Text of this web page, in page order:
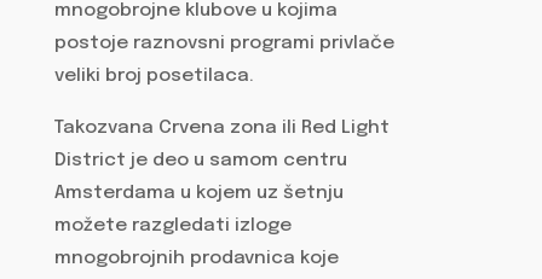
mnogobrojne klubove u kojima
postoje raznovsni programi privlače
veliki broj posetilaca.
Takozvana Crvena zona ili Red Light
District je deo u samom centru
Amsterdama u kojem uz šetnju
možete razgledati izloge
mnogobrojnih prodavnica koje